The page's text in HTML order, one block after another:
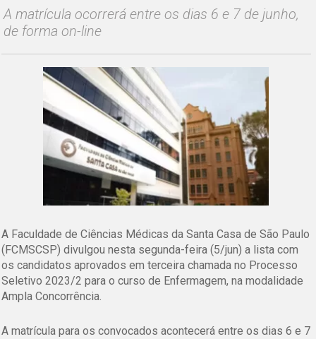
A matrícula ocorrerá entre os dias 6 e 7 de junho,
de forma on-line
A Faculdade de Ciências Médicas da Santa Casa de São Paulo
(FCMSCSP) divulgou nesta segunda-feira (5/jun) a lista com
os candidatos aprovados em terceira chamada no Processo
Seletivo 2023/2 para o curso de Enfermagem, na modalidade
Ampla Concorrência.
A matrícula para os convocados acontecerá entre os dias 6 e 7